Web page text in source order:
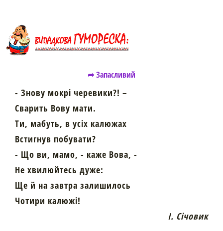
➦ Запасливий
- Знову мокрі черевики?! –
Сварить Вову мати.
Ти, мабуть, в усіх калюжах
Встигнув побувати?
- Що ви, мамо, - каже Вова, -
Не хвилюйтесь дуже:
Ще й на завтра залишилось
Чотири калюжі!
І. Січовик